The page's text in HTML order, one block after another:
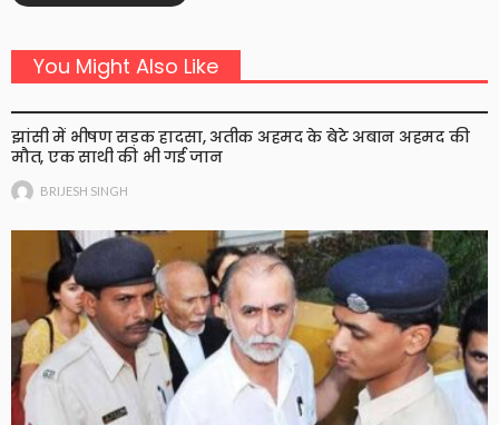
You Might Also Like
झांसी में भीषण सड़क हादसा, अतीक अहमद के बेटे अबान अहमद की
मौत, एक साथी की भी गई जान
BRIJESH SINGH